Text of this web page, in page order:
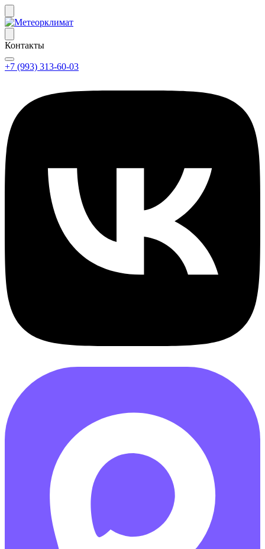
Контакты
+7 (993) 313-60-03